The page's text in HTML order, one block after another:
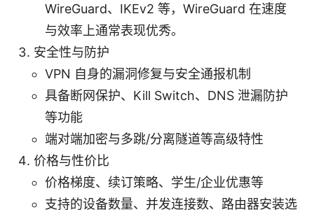
WireGuard、IKEv2 等，WireGuard 在速度
与效率上通常表现优秀。
安全性与防护
VPN 自身的漏洞修复与安全通报机制
具备断网保护、Kill Switch、DNS 泄漏防护
等功能
端对端加密与多跳/分离隧道等高级特性
价格与性价比
价格梯度、续订策略、学生/企业优惠等
支持的设备数量、并发连接数、路由器安装选